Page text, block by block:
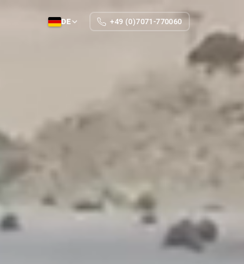
DE +49 (0)7071-770060